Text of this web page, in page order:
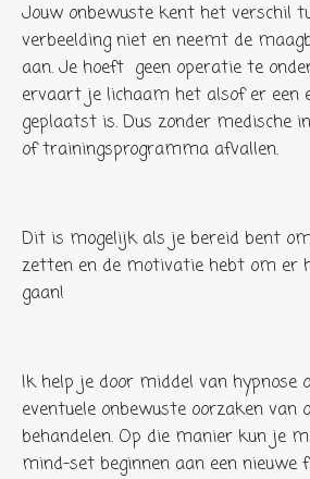
Jouw onbewuste kent het verschil
verbeelding niet en neemt de
aan. Je hoeft geen operatie te
ervaart je lichaam het alsof er een
geplaatst is. Dus zonder medische
of trainingsprogramma afvallen.
Dit is mogelijk als je bereid bent
zetten en de motivatie hebt om er
gaan!
Ik help je door middel van hypnose
eventuele onbewuste oorzaken van
behandelen. Op die manier kun je
mind-set beginnen aan een nieuwe